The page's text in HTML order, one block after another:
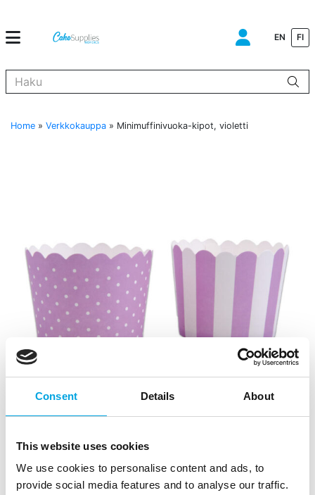
Consent Details About
This website uses cookies
We use cookies to personalise content and ads, to
provide social media features and to analyse our traffic.
EN FI
Home » Verkkokauppa » Minimuffinivuoka-kipot, violetti
Minimuffinivuoka-kipot, violetti